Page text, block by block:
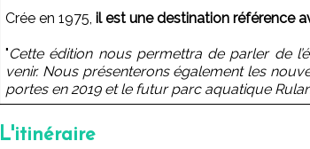
Crée en 1975, il est une destination référence
"Cette édition nous permettra de parler de
venir. Nous présenterons également les
portes en 2019 et le futur parc aquatique
L'itinéraire